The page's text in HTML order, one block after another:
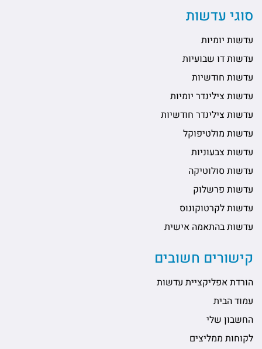
סוגי עדשות
עדשות יומיות
עדשות דו שבועיות
עדשות חודשיות
עדשות צילינדר יומיות
עדשות צילינדר חודשיות
עדשות מולטיפוקל
עדשות צבעוניות
עדשות סולוטיקה
עדשות פרשלוק
עדשות לקרטוקונוס
עדשות בהתאמה אישית
קישורים חשובים
הורדת אפליקציית עדשות
עמוד הבית
החשבון שלי
לקוחות ממליצים